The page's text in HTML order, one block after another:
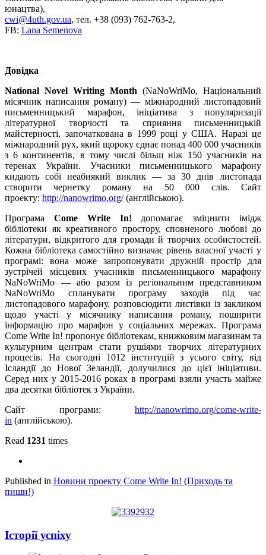
юнацтва),
cwi@4uth.gov.ua, тел. +38 (093) 762-763-2,
FB: Lana Semenova
Довідка
National Novel Writing Month (NaNoWriMo, Національний
місячник написання роману) — міжнародний листопадовий
письменницький марафон, ініціатива з популяризації
літературної творчості та сприяння письменницькій
майстерності, започаткована в 1999 році у США. Наразі це
міжнародний рух, який щороку єднає понад 400 000 учасників
з 6 континентів, в тому числі більш ніж 150 учасників на
теренах України. Учасники письменницького марафону
кидають собі неабиякий виклик — за 30 днів листопада
створити чернетку роману на 50 000 слів. Сайт
проекту: http://nanowrimo.org/(англійською).
Програма Come Write In! допомагає зміцнити імідж
бібліотеки як креативного простору, сповненого любові до
літератури, відкритого для громади й творчих особистостей.
Кожна бібліотека самостійно визначає рівень власної участі у
програмі: вона може запропонувати дружній простір для
зустрічей місцевих учасників письменницького марафону
NaNoWriMo — або разом із регіональним представником
NaNoWriMo спланувати програму заходів під час
листопадового марафону, розповсюдити листівки із закликом
щодо участі у місячнику написання роману, поширити
інформацію про марафон у соціальних мережах. Програма
Come Write In! пропонує бібліотекам, книжковим магазинам та
культурним центрам стати рушіями творчих літературних
процесів. На сьогодні 1012 інституцій з усього світу, від
Ісландії до Нової Зеландії, долучилися до цієї ініціативи.
Серед них у 2015-2016 роках в програмі взяли участь майже
два десятки бібліотек з України.
Сайт програми: http://nanowrimo.org/come-write-
in (англійською).
Read 1231 times
Published in Новини проекту Сome Write In! (Приходь та
пиши!)
Історії успіху